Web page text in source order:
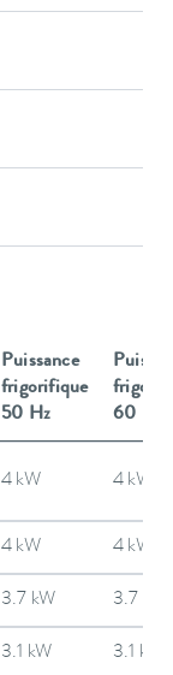
Puissance
frigorifique
50 Hz
60 Hz
4 kW 4 kW
4 kW 4 kW
3.7 kW 3.7 kW
3.1 kW 3.1 kW